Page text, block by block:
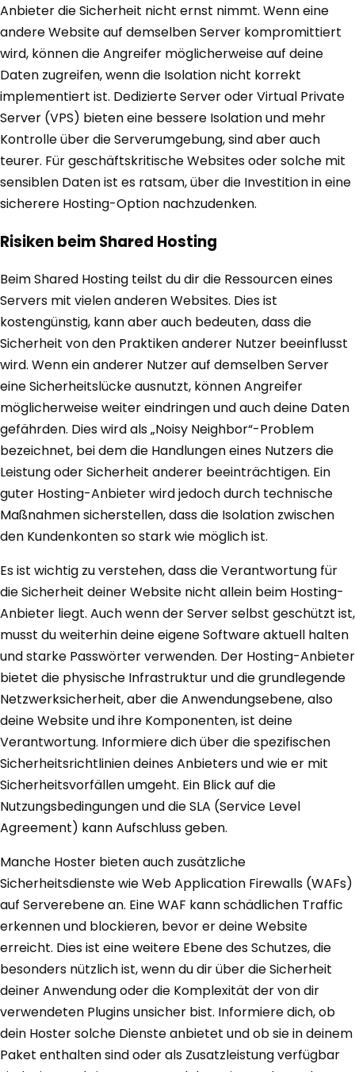
Anbieter die Sicherheit nicht ernst nimmt. Wenn eine
andere Website auf demselben Server kompromittiert
wird, können die Angreifer möglicherweise auf deine
Daten zugreifen, wenn die Isolation nicht korrekt
implementiert ist. Dedizierte Server oder Virtual Private
Server (VPS) bieten eine bessere Isolation und mehr
Kontrolle über die Serverumgebung, sind aber auch
teurer. Für geschäftskritische Websites oder solche mit
sensiblen Daten ist es ratsam, über die Investition in eine
sicherere Hosting-Option nachzudenken.
Risiken beim Shared Hosting
Beim Shared Hosting teilst du dir die Ressourcen eines
Servers mit vielen anderen Websites. Dies ist
kostengünstig, kann aber auch bedeuten, dass die
Sicherheit von den Praktiken anderer Nutzer beeinflusst
wird. Wenn ein anderer Nutzer auf demselben Server
eine Sicherheitslücke ausnutzt, können Angreifer
möglicherweise weiter eindringen und auch deine Daten
gefährden. Dies wird als „Noisy Neighbor“-Problem
bezeichnet, bei dem die Handlungen eines Nutzers die
Leistung oder Sicherheit anderer beeinträchtigen. Ein
guter Hosting-Anbieter wird jedoch durch technische
Maßnahmen sicherstellen, dass die Isolation zwischen
den Kundenkonten so stark wie möglich ist.
Es ist wichtig zu verstehen, dass die Verantwortung für
die Sicherheit deiner Website nicht allein beim Hosting-
Anbieter liegt. Auch wenn der Server selbst geschützt ist,
musst du weiterhin deine eigene Software aktuell halten
und starke Passwörter verwenden. Der Hosting-Anbieter
bietet die physische Infrastruktur und die grundlegende
Netzwerksicherheit, aber die Anwendungsebene, also
deine Website und ihre Komponenten, ist deine
Verantwortung. Informiere dich über die spezifischen
Sicherheitsrichtlinien deines Anbieters und wie er mit
Sicherheitsvorfällen umgeht. Ein Blick auf die
Nutzungsbedingungen und die SLA (Service Level
Agreement) kann Aufschluss geben.
Manche Hoster bieten auch zusätzliche
Sicherheitsdienste wie Web Application Firewalls (WAFs)
auf Serverebene an. Eine WAF kann schädlichen Traffic
erkennen und blockieren, bevor er deine Website
erreicht. Dies ist eine weitere Ebene des Schutzes, die
besonders nützlich ist, wenn du dir über die Sicherheit
deiner Anwendung oder die Komplexität der von dir
verwendeten Plugins unsicher bist. Informiere dich, ob
dein Hoster solche Dienste anbietet und ob sie in deinem
Paket enthalten sind oder als Zusatzleistung verfügbar